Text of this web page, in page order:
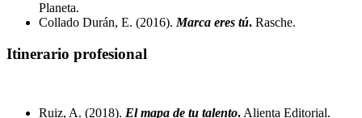
Planeta.
Collado Durán, E. (2016).Marca eres tú. Rasche.
Itinerario profesional
Ruiz, A. (2018). El mapa de tu talento. Alienta Editorial.